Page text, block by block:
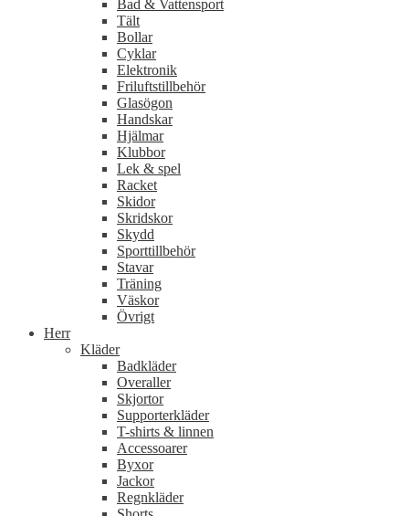
Bad & Vattensport
Tält
Bollar
Cyklar
Elektronik
Friluftstillbehör
Glasögon
Handskar
Hjälmar
Klubbor
Lek & spel
Racket
Skidor
Skridskor
Skydd
Sporttillbehör
Stavar
Träning
Väskor
Övrigt
Herr
Kläder
Badkläder
Overaller
Skjortor
Supporterkläder
T-shirts & linnen
Accessoarer
Byxor
Jackor
Regnkläder